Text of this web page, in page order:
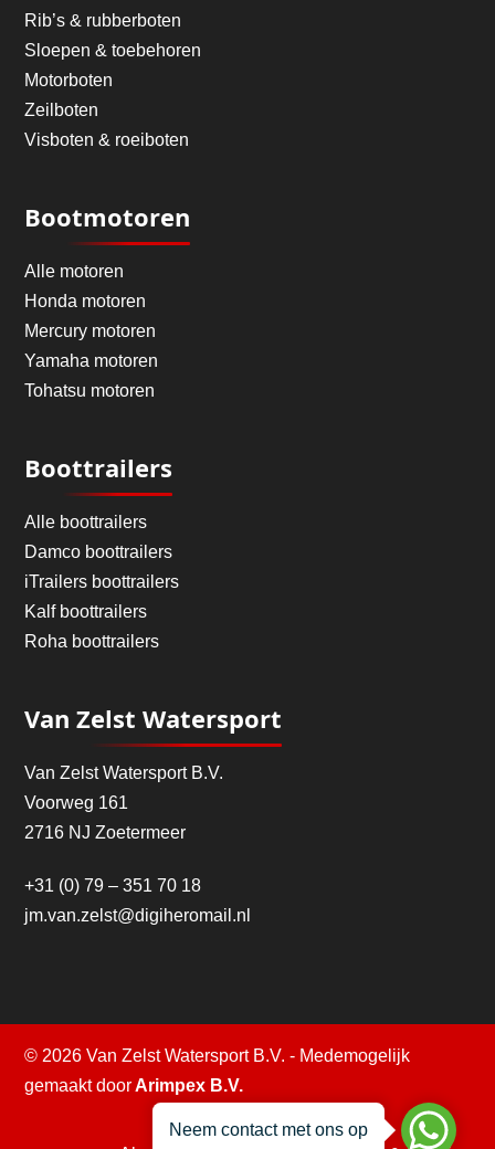
Rib’s & rubberboten
Sloepen & toebehoren
Motorboten
Zeilboten
Visboten & roeiboten
Bootmotoren
Alle motoren
Honda motoren
Mercury motoren
Yamaha motoren
Tohatsu motoren
Boottrailers
Alle boottrailers
Damco boottrailers
iTrailers boottrailers
Kalf boottrailers
Roha boottrailers
Van Zelst Watersport
Van Zelst Watersport B.V.
Voorweg 161
2716 NJ Zoetermeer
+31 (0) 79 – 351 70 18
jm.van.zelst@digiheromail.nl
© 2026 Van Zelst Watersport B.V. - Medemogelijk
gemaakt doorArimpex B.V.
Neem contact met ons op